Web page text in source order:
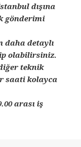
dışına
gönderimi
daha detaylı
olabilirsiniz.
teknik
saati kolayca
arası iş